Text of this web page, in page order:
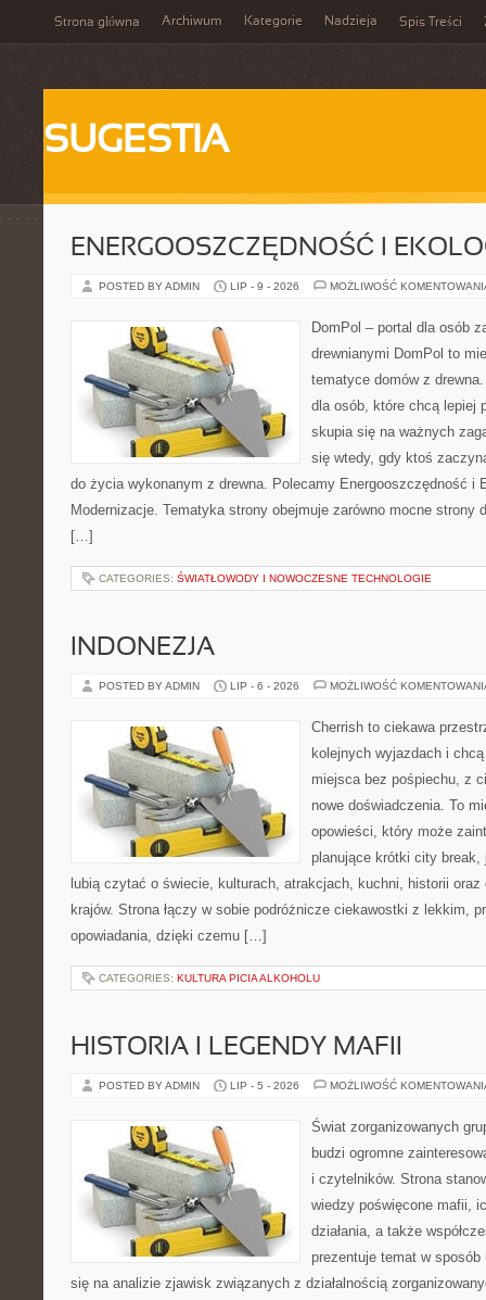
Strona główna Archiwum Kategorie Nadzieja Spis Treści
SUGESTIA
ENERGOOSZCZĘDNOŚĆ I
POSTED BY ADMIN LIP - 9 - 2026 MOŻLIWOŚĆ
DomPol – portal dla osób
drewnianymi DomPol to
tematyce domów z
dla osób, które chcą lepiej
skupia się na ważnych
się wtedy, gdy ktoś
do życia wykonanym z drewna. Polecamy Energooszczędność i
Modernizacje. Tematyka strony obejmuje zarówno mocne strony
[…]
CATEGORIES: ŚWIATŁOWODY I NOWOCZESNE TECHNOLOGIE
INDONEZJA
POSTED BY ADMIN LIP - 6 - 2026 MOŻLIWOŚĆ
Cherrish to ciekawa
kolejnych wyjazdach i
miejsca bez pośpiechu, z
nowe doświadczenia. To
opowieści, który może
planujące krótki city
lubią czytać o świecie, kulturach, atrakcjach, kuchni, historii
krajów. Strona łączy w sobie podróżnicze ciekawostki z lekkim,
opowiadania, dzięki czemu […]
CATEGORIES: KULTURA PICIA ALKOHOLU
HISTORIA I LEGENDY MAFII
POSTED BY ADMIN LIP - 5 - 2026 MOŻLIWOŚĆ
Świat zorganizowanych
budzi ogromne
i czytelników. Strona
wiedzy poświęcone mafii,
działania, a także
prezentuje temat w
się na analizie zjawisk związanych z działalnością